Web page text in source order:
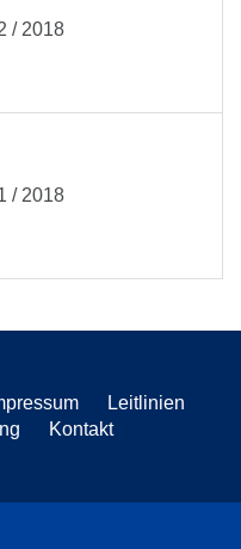
/ 2018
/ 2018
Leitlinien
Kontakt